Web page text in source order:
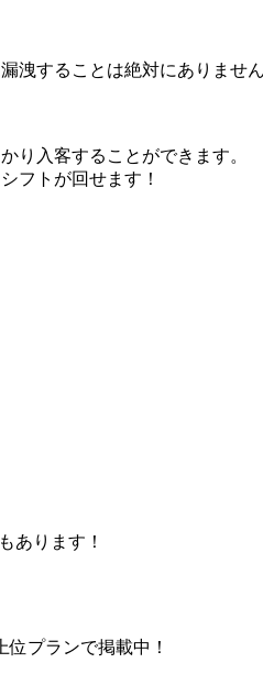
洩することは絶対にありません
り入客することができます。
フトが回せます！
あります！
プランで掲載中！